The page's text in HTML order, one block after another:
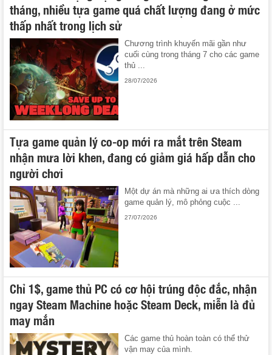
tháng, nhiều tựa game quá chất lượng đang ở mức
thấp nhất trong lịch sử
Chương trình khuyến mãi gần như
cuối cùng trong tháng 7 cho các game
thủ ...
28/07/2026
Tựa game quản lý co-op mới ra mắt trên Steam
nhận mưa lời khen, đang có giảm giá hấp dẫn cho
người chơi
Một dự án mà những ai ưa thích dòng
game quản lý, mô phỏng cuộc ...
27/07/2026
Chỉ 1$, game thủ PC có cơ hội trúng độc đắc, nhận
ngay Steam Machine hoặc Steam Deck, miễn là đủ
may mắn
Các game thủ hoàn toàn có thể thử
vận may của mình.